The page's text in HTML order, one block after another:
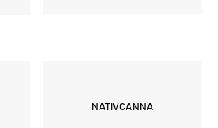
NATIVCANNA